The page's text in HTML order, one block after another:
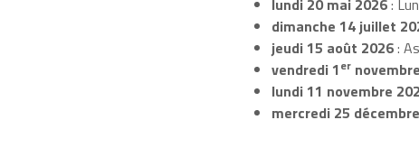
lundi 20 mai 2026:
dimanche 14 juillet
jeudi 15 août 2026:
vendredi 1er
lundi 11 novembre
mercredi 25